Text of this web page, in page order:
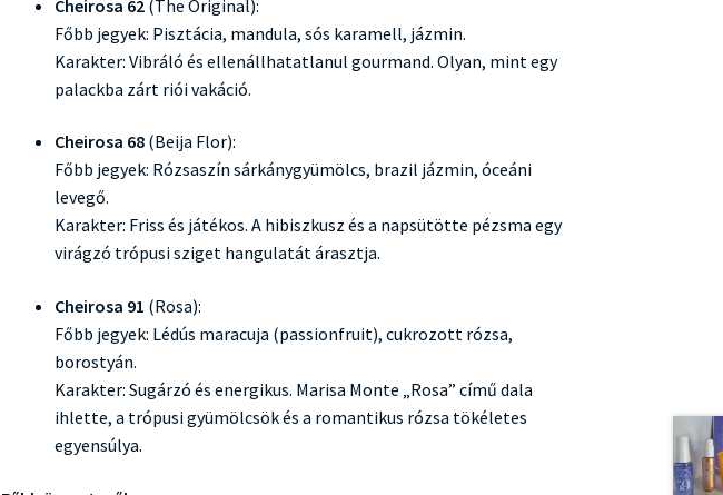
Cheirosa 62 (The Original):
Főbb jegyek: Pisztácia, mandula, sós karamell, jázmin.
Karakter: Vibráló és ellenállhatatlanul gourmand. Olyan, mint egy
palackba zárt riói vakáció.
Cheirosa 68 (Beija Flor):
Főbb jegyek: Rózsaszín sárkánygyümölcs, brazil jázmin, óceáni
levegő.
Karakter: Friss és játékos. A hibiszkusz és a napsütötte pézsma egy
virágzó trópusi sziget hangulatát árasztja.
Cheirosa 91 (Rosa):
Főbb jegyek: Lédús maracuja (passionfruit), cukrozott rózsa,
borostyán.
Karakter: Sugárzó és energikus. Marisa Monte „Rosa” című dala
ihlette, a trópusi gyümölcsök és a romantikus rózsa tökéletes
egyensúlya.